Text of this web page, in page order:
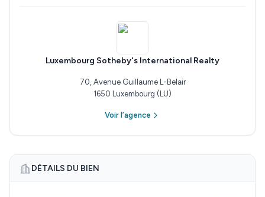
Luxembourg Sotheby's International Realty
70, Avenue Guillaume L-Belair
1650 Luxembourg (LU)
Voir l’agence
DÉTAILS DU BIEN